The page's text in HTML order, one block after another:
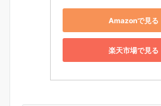
Amazonで見る
楽天市場で見る